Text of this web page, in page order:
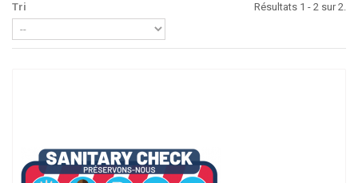
Tri Résultats 1 - 2 sur 2.